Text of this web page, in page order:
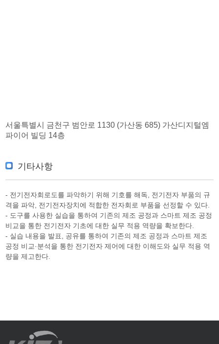
서울특별시 금천구 범안로 1130 (가산동 685) 가산디지털엠
파이어 빌딩 14층
기타사항
- 전기전자회로도를 파악하기 위해 기호를 해독, 전기전자 부품의 규
격을 파악, 전기전자장치에 적합한 전자회로 부품을 선정할 수 있다.
- 도구를 사용한 실습을 통하여 기존의 제조 공정과 스마트 제조 공정
비교을 통한 전기전자 기초에 대한 실무 적용 역량을 확보한다.
- 실습 내용을 발표, 공유를 통하여 기존의 제조 공정과 스마트 제조
공정 비교·분석을 통한 전기전자 제어에 대한 이해도와 실무 적용 역
량을 제고한다.